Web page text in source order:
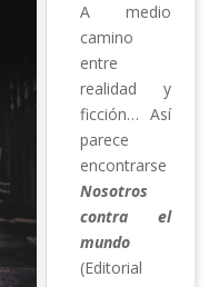
A medio
camino
entre
realidad y
ficción… Así
parece
encontrarse
Nosotros
contra el
mundo
(Editorial